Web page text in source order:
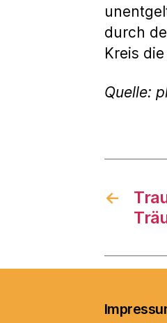
durch
Kreis
Quelle:
←